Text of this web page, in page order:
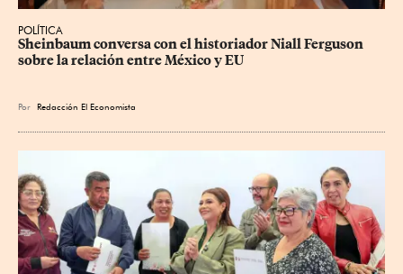
POLÍTICA
Sheinbaum conversa con el historiador Niall Ferguson
sobre la relación entre México y EU
Por Redacción El Economista